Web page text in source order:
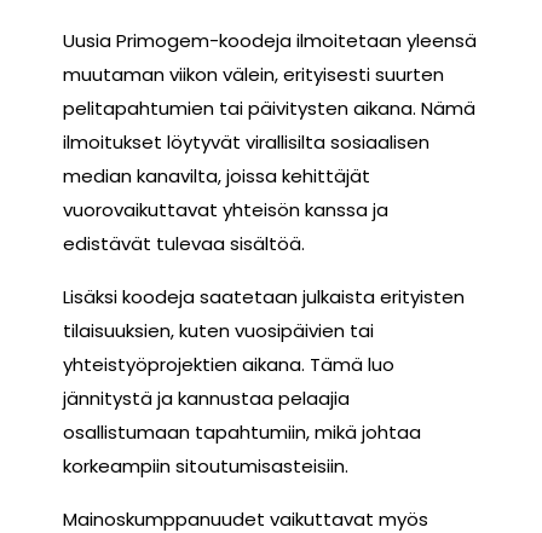
Uusia Primogem-koodeja ilmoitetaan yleensä
muutaman viikon välein, erityisesti suurten
pelitapahtumien tai päivitysten aikana. Nämä
ilmoitukset löytyvät virallisilta sosiaalisen
median kanavilta, joissa kehittäjät
vuorovaikuttavat yhteisön kanssa ja
edistävät tulevaa sisältöä.
Lisäksi koodeja saatetaan julkaista erityisten
tilaisuuksien, kuten vuosipäivien tai
yhteistyöprojektien aikana. Tämä luo
jännitystä ja kannustaa pelaajia
osallistumaan tapahtumiin, mikä johtaa
korkeampiin sitoutumisasteisiin.
Mainoskumppanuudet vaikuttavat myös